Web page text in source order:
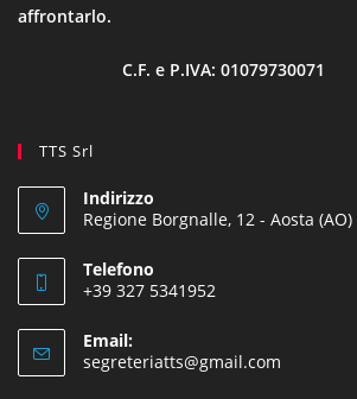
affrontarlo.
C.F. e P.IVA: 01079730071
TTS Srl
Indirizzo
Regione Borgnalle, 12 - Aosta (AO)
Telefono
+39 327 5341952
Email:
segreteriatts@gmail.com